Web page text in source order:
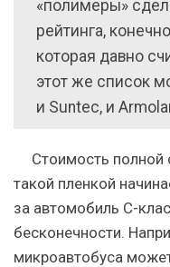
«полимеры»
рейтинга,
которая давно
этот же список
и Suntec, и
Стоимость полной
такой пленкой
за автомобиль С-
бесконечности.
микроавтобуса